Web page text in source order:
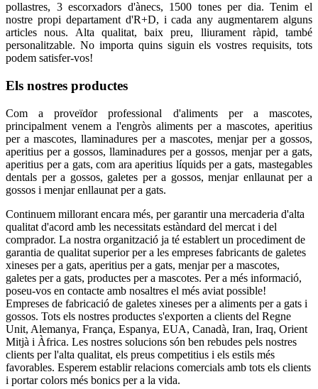
pollastres, 3 escorxadors d'ànecs, 1500 tones per dia. Tenim el
nostre propi departament d'R+D, i cada any augmentarem alguns
articles nous. Alta qualitat, baix preu, lliurament ràpid, també
personalitzable. No importa quins siguin els vostres requisits, tots
podem satisfer-vos!
Els nostres productes
Com a proveïdor professional d'aliments per a mascotes,
principalment venem a l'engròs aliments per a mascotes, aperitius
per a mascotes, llaminadures per a mascotes, menjar per a gossos,
aperitius per a gossos, llaminadures per a gossos, menjar per a gats,
aperitius per a gats, com ara aperitius líquids per a gats, mastegables
dentals per a gossos, galetes per a gossos, menjar enllaunat per a
gossos i menjar enllaunat per a gats.
Continuem millorant encara més, per garantir una mercaderia d'alta
qualitat d'acord amb les necessitats estàndard del mercat i del
comprador. La nostra organització ja té establert un procediment de
garantia de qualitat superior per a les empreses fabricants de galetes
xineses per a gats, aperitius per a gats, menjar per a mascotes,
galetes per a gats, productes per a mascotes. Per a més informació,
poseu-vos en contacte amb nosaltres el més aviat possible!
Empreses de fabricació de galetes xineses per a aliments per a gats i
gossos. Tots els nostres productes s'exporten a clients del Regne
Unit, Alemanya, França, Espanya, EUA, Canadà, Iran, Iraq, Orient
Mitjà i Àfrica. Les nostres solucions són ben rebudes pels nostres
clients per l'alta qualitat, els preus competitius i els estils més
favorables. Esperem establir relacions comercials amb tots els clients
i portar colors més bonics per a la vida.